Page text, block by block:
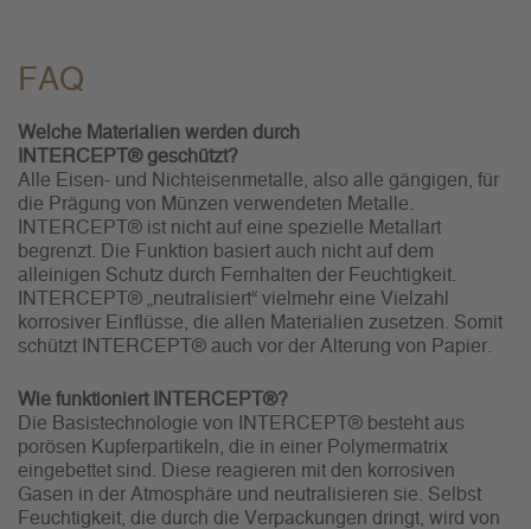
FAQ
Welche Materialien werden durch
INTERCEPT® geschützt?
Alle Eisen- und Nichteisenmetalle, also alle gängigen, für
die Prägung von Münzen verwendeten Metalle.
INTERCEPT® ist nicht auf eine spezielle Metallart
begrenzt. Die Funktion basiert auch nicht auf dem
alleinigen Schutz durch Fernhalten der Feuchtigkeit.
INTERCEPT® „neutralisiert“ vielmehr eine Vielzahl
korrosiver Einflüsse, die allen Materialien zusetzen. Somit
schützt INTERCEPT® auch vor der Alterung von Papier.
Wie funktioniert INTERCEPT®?
Die Basistechnologie von INTERCEPT® besteht aus
porösen Kupferpartikeln, die in einer Polymermatrix
eingebettet sind. Diese reagieren mit den korrosiven
Gasen in der Atmosphäre und neutralisieren sie. Selbst
Feuchtigkeit, die durch die Verpackungen dringt, wird von